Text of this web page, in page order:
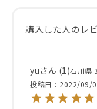
yu 1 石川県
投稿日
2022/09/